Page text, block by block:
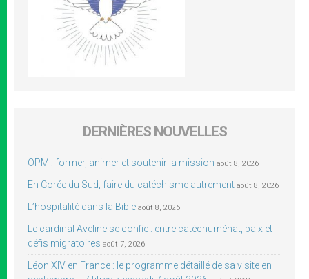
DERNIÈRES NOUVELLES
OPM : former, animer et soutenir la mission août 8, 2026
En Corée du Sud, faire du catéchisme autrement août 8, 2026
L’hospitalité dans la Bible août 8, 2026
Le cardinal Aveline se confie : entre catéchuménat, paix et
défis migratoires août 7, 2026
Léon XIV en France : le programme détaillé de sa visite en